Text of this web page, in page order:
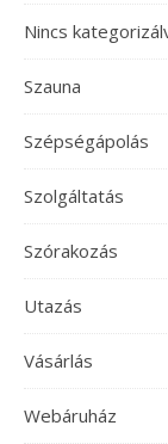
Nincs
Szauna
Szépségápolás
Szolgáltatás
Szórakozás
Utazás
Vásárlás
Webáruház